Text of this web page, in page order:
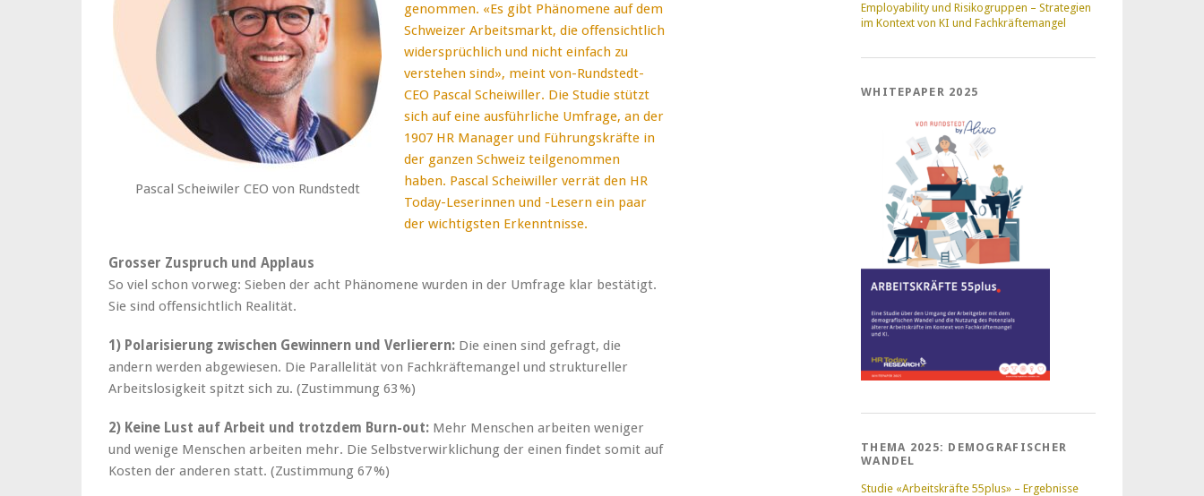
Pascal Scheiwiler CEO von Rundstedt
genommen. «Es gibt Phänomene auf dem
Schweizer Arbeitsmarkt, die offensichtlich
widersprüchlich und nicht einfach zu
verstehen sind», meint von-Rundstedt-
CEO Pascal Scheiwiller. Die Studie stützt
sich auf eine ausführliche Umfrage, an der
1907 HR Manager und Führungskräfte in
der ganzen Schweiz teilgenommen
haben. Pascal Scheiwiller verrät den HR
Today-Leserinnen und -Lesern ein paar
der wichtigsten Erkenntnisse.
Grosser Zuspruch und Applaus
So viel schon vorweg: Sieben der acht Phänomene wurden in der Umfrage klar bestätigt.
Sie sind offensichtlich Realität.
1) Polarisierung zwischen Gewinnern und Verlierern: Die einen sind gefragt, die
andern werden abgewiesen. Die Parallelität von Fachkräftemangel und struktureller
Arbeitslosigkeit spitzt sich zu. (Zustimmung 63 %)
2) Keine Lust auf Arbeit und trotzdem Burn-out: Mehr Menschen arbeiten weniger
und wenige Menschen arbeiten mehr. Die Selbstverwirklichung der einen findet somit auf
Kosten der anderen statt. (Zustimmung 67 %)
Employability und Risikogruppen – Strategien
im Kontext von KI und Fachkräftemangel
WHITEPAPER 2025
THEMA 2025: DEMOGRAFISCHER
WANDEL
Studie «Arbeitskräfte 55plus» – Ergebnisse